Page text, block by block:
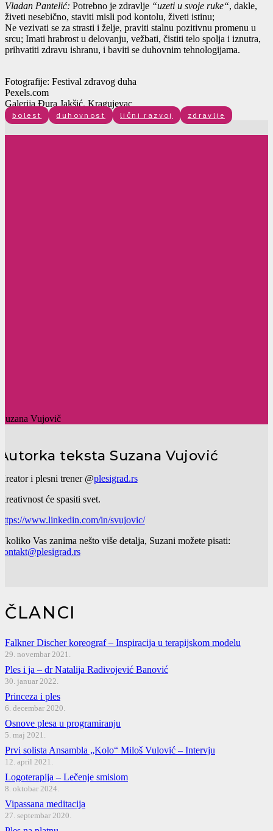
Vladan Pantelić: Potrebno je zdravlje “uzeti u svoje ruke“, dakle,
živeti nesebično, staviti misli pod kontolu, živeti istinu;
Ne vezivati se za strasti i želje, praviti stalnu pozitivnu promenu u
srcu; Imati hrabrost u delovanju, vežbati, čistiti telo spolja i iznutra,
prihvatiti zdravu ishranu, i baviti se duhovnim tehnologijama.
Fotografije: Festival zdravog duha
Pexels.com
Galerija Đura Jakšić, Kragujevac
bolest duhovnost lični razvoj zdravlje
teksta Suzana Vujović
i plesni trener @plesigrad.rs
će spasiti svet.
www.linkedin.com/in/svujovic/
Vas zanima nešto više detalja, Suzani možete pisati:
ČLANCI
Falkner Discher koreograf – Inspiracija u terapijskom modelu
29. novembar 2021.
Ples i ja – dr Natalija Radivojević Banović
30. januar 2022.
Princeza i ples
6. decembar 2020.
Osnove plesa u programiranju
5. maj 2021.
Prvi solista Ansambla „Kolo“ Miloš Vulović – Intervju
12. april 2021.
Logoterapija – Lečenje smislom
8. oktobar 2024.
Vipassana meditacija
27. septembar 2020.